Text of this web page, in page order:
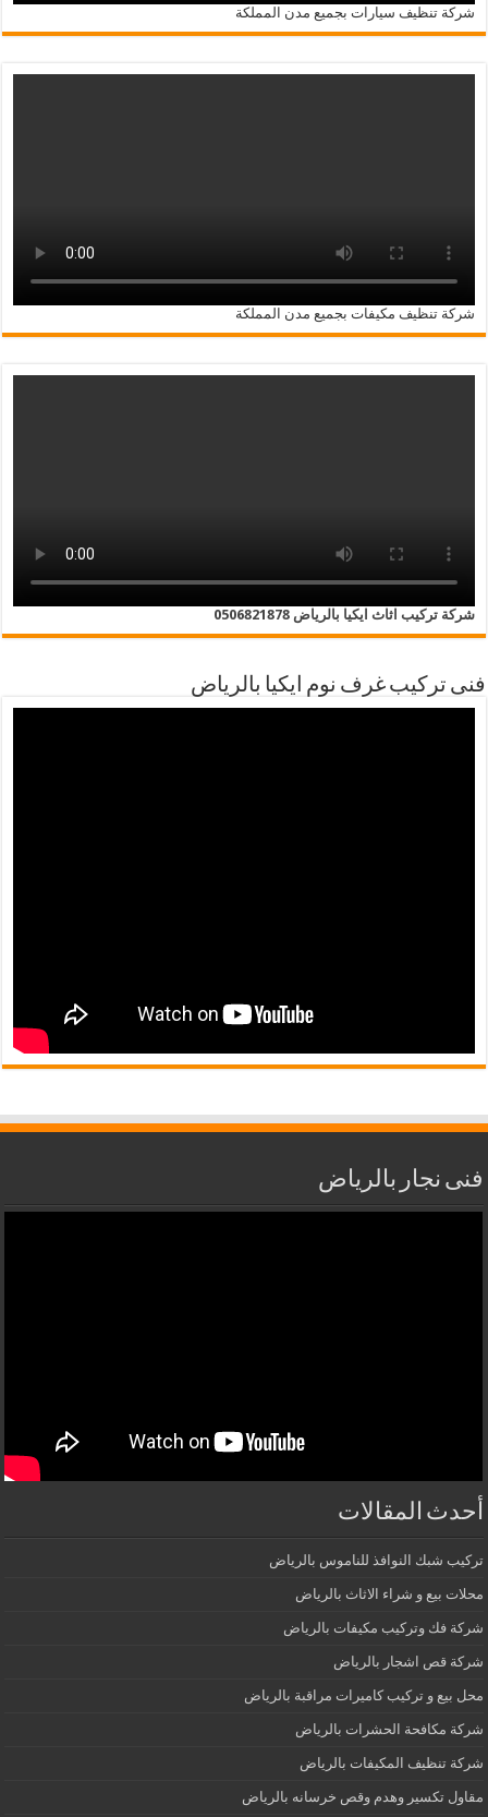
شركة تنظيف سيارات بجميع مدن المملكة
شركة تنظيف مكيفات بجميع مدن المملكة
شركة تركيب اثاث ايكيا بالرياض 0506821878
فنى تركيب غرف نوم ايكيا بالرياض
فنى نجار بالرياض
أحدث المقالات
تركيب شبك النوافذ للناموس بالرياض
محلات بيع و شراء الاثاث بالرياض
شركة فك وتركيب مكيفات بالرياض
شركة قص اشجار بالرياض
محل بيع و تركيب كاميرات مراقبة بالرياض
شركة مكافحة الحشرات بالرياض
شركة تنظيف المكيفات بالرياض
مقاول تكسير وهدم وقص خرسانه بالرياض